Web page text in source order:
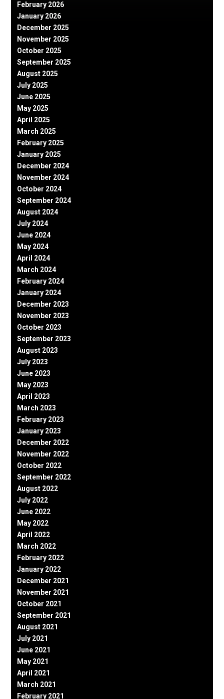
February 2026
January 2026
December 2025
November 2025
October 2025
September 2025
August 2025
July 2025
June 2025
May 2025
April 2025
March 2025
February 2025
January 2025
December 2024
November 2024
October 2024
September 2024
August 2024
July 2024
June 2024
May 2024
April 2024
March 2024
February 2024
January 2024
December 2023
November 2023
October 2023
September 2023
August 2023
July 2023
June 2023
May 2023
April 2023
March 2023
February 2023
January 2023
December 2022
November 2022
October 2022
September 2022
August 2022
July 2022
June 2022
May 2022
April 2022
March 2022
February 2022
January 2022
December 2021
November 2021
October 2021
September 2021
August 2021
July 2021
June 2021
May 2021
April 2021
March 2021
February 2021